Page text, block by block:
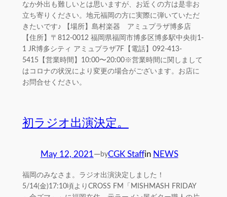
なか外出も難しいとは思いますが、お近くの方は是非お
立ち寄りください。地元福岡の方に実際に弾いていただ
きたいです♪ 【場所】島村楽器 アミュプラザ博多店
【住所】〒812-0012 福岡県福岡市博多区博多駅中央街1-
1 JR博多シティ アミュプラザ7F【電話】092-413-
5415【営業時間】10:00〜20:00※営業時間に関しまして
はコロナの状況により変更の場合がございます。お店に
お問合せください。
初ラジオ出演決定。
May 12, 2021—byCGK Staffin NEWS
福岡のみなさま。ラジオ出演決定しました！
5/14(金)17:10頃よりCROSS FM「MISHMASH FRIDAY